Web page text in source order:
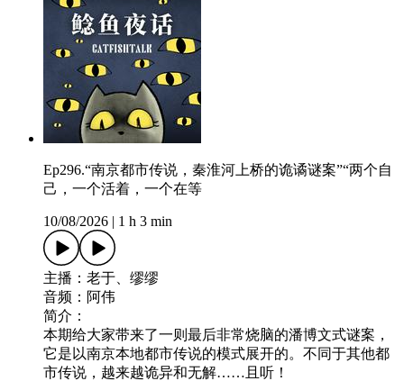
Ep296.“南京都市传说，秦淮河上桥的诡谲谜案”“两个自
己，一个活着，一个在等
10/08/2026 1 h 3 min
主播：老于、缪缪
音频：阿伟
简介：
本期给大家带来了一则最后非常烧脑的潘博文式谜案，
它是以南京本地都市传说的模式展开的。不同于其他都
市传说，越来越诡异和无解……且听！